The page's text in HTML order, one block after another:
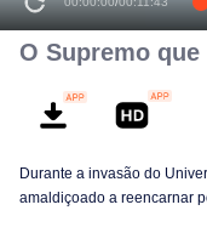
O Supremo
Durante a invasão do
amaldiçoado a reencarnar